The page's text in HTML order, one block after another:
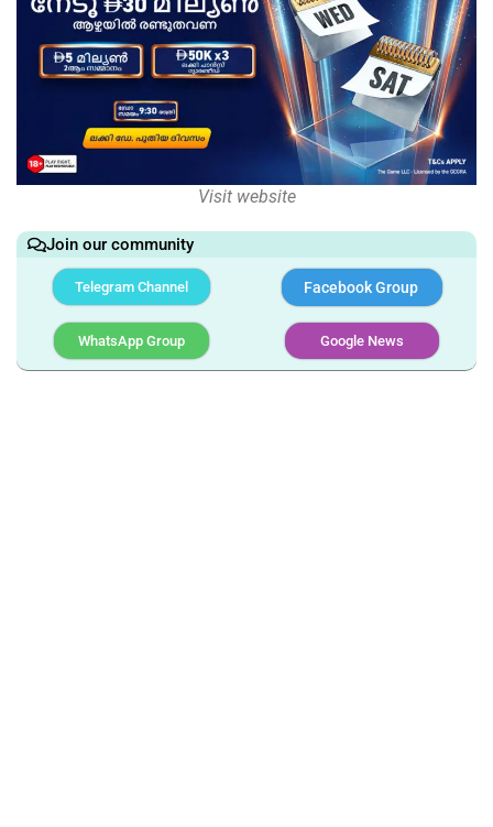
Visit website
Join our community
Telegram Channel Facebook Group
WhatsApp Group Google News